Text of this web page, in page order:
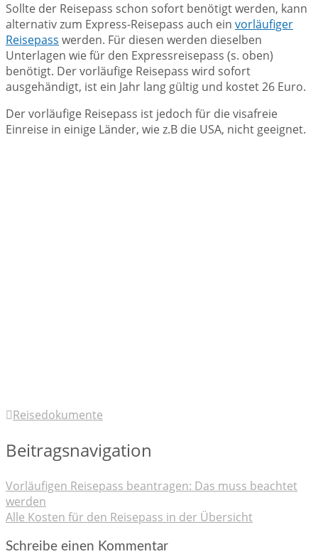
Sollte der Reisepass schon sofort benötigt werden, kann
alternativ zum Express-Reisepass auch ein vorläufiger
Reisepass werden. Für diesen werden dieselben
Unterlagen wie für den Expressreisepass (s. oben)
benötigt. Der vorläufige Reisepass wird sofort
ausgehändigt, ist ein Jahr lang gültig und kostet 26 Euro.
Der vorläufige Reisepass ist jedoch für die visafreie
Einreise in einige Länder, wie z.B die USA, nicht geeignet.
Reisedokumente
Beitragsnavigation
Vorläufigen Reisepass beantragen: Das muss beachtet
werden
Alle Kosten für den Reisepass in der Übersicht
Schreibe einen Kommentar